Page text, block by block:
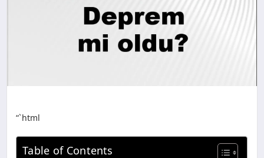
“`html
Table of Contents